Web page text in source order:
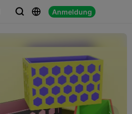
  Anmeldung
